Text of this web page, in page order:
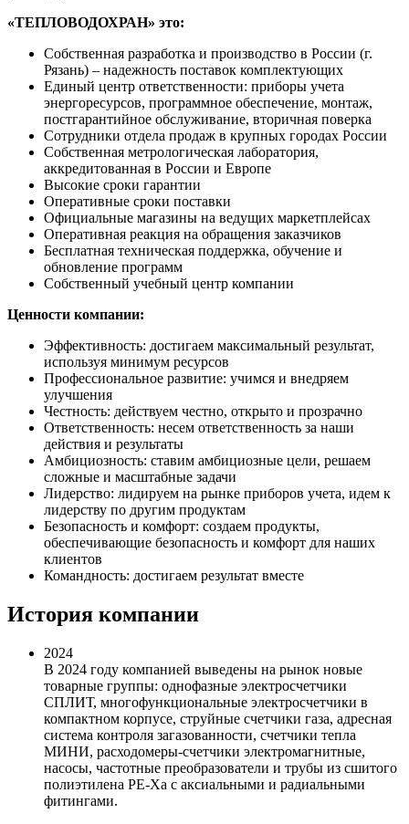
«ТЕПЛОВОДОХРАН» это:
Собственная разработка и производство в России (г.
Рязань) – надежность поставок комплектующих
Единый центр ответственности: приборы учета
энергоресурсов, программное обеспечение, монтаж,
постгарантийное обслуживание, вторичная поверка
Сотрудники отдела продаж в крупных городах России
Собственная метрологическая лаборатория,
аккредитованная в России и Европе
Высокие сроки гарантии
Оперативные сроки поставки
Официальные магазины на ведущих маркетплейсах
Оперативная реакция на обращения заказчиков
Бесплатная техническая поддержка, обучение и
обновление программ
Собственный учебный центр компании
Ценности компании:
Эффективность: достигаем максимальный результат,
используя минимум ресурсов
Профессиональное развитие: учимся и внедряем
улучшения
Честность: действуем честно, открыто и прозрачно
Ответственность: несем ответственность за наши
действия и результаты
Амбициозность: ставим амбициозные цели, решаем
сложные и масштабные задачи
Лидерство: лидируем на рынке приборов учета, идем к
лидерству по другим продуктам
Безопасность и комфорт: создаем продукты,
обеспечивающие безопасность и комфорт для наших
клиентов
Командность: достигаем результат вместе
История компании
2024
В 2024 году компанией выведены на рынок новые
товарные группы: однофазные электросчетчики
СПЛИТ, многофункциональные электросчетчики в
компактном корпусе, струйные счетчики газа, адресная
система контроля загазованности, счетчики тепла
МИНИ, расходомеры-счетчики электромагнитные,
насосы, частотные преобразователи и трубы из сшитого
полиэтилена PE-Xa с аксиальными и радиальными
фитингами.